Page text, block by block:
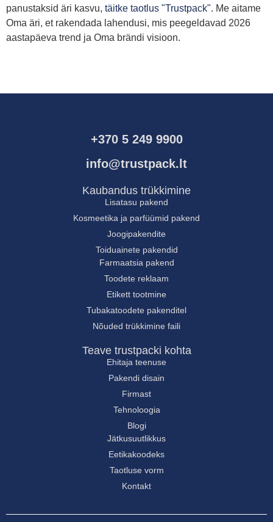
panustaksid äri kasvu, täitke taotlus "Trustpack". Me aitame
Oma äri, et rakendada lahendusi, mis peegeldavad 2026
aastapäeva trend ja Oma brändi visioon.
+370 5 249 9900
info@trustpack.lt
Kaubandus trükkimine
Lisatasu pakend
Kosmeetika ja parfüümid pakend
Joogipakendite
Toiduainete pakendid
Farmaatsia pakend
Toodete reklaam
Etikett tootmine
Tubakatoodete pakenditel
Nõuded trükkimine faili
Teave trustpacki kohta
Ehitaja teenuse
Pakendi disain
Firmast
Tehnoloogia
Blogi
Jätkusuutlikkus
Eetikakoodeks
Taotluse vorm
Kontakt